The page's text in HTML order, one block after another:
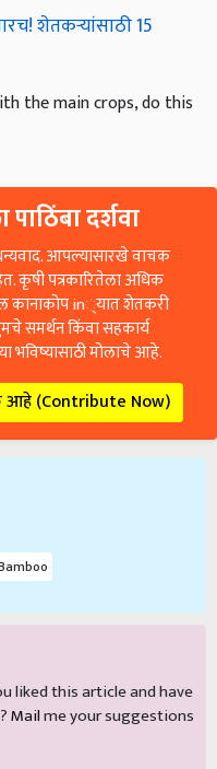
शेतकऱ्यांसाठी 15
the main crops, do this
दर्शवा
आपल्यासारखे वाचक
कृषी पत्रकारितेला अधिक
कानाकोप in्यात शेतकरी
समर्थन किंवा सहकार्य
मोलाचे आहे.
(Contribute Now)
liked this article and have
Mailme your suggestions